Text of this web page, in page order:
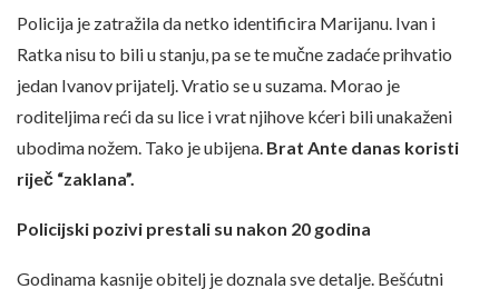
Policija je zatražila da netko identificira Marijanu. Ivan i
Ratka nisu to bili u stanju, pa se te mučne zadaće prihvatio
jedan Ivanov prijatelj. Vratio se u suzama. Morao je
roditeljima reći da su lice i vrat njihove kćeri bili unakaženi
ubodima nožem. Tako je ubijena. Brat Ante danas koristi
riječ “zaklana”.
Policijski pozivi prestali su nakon 20 godina
Godinama kasnije obitelj je doznala sve detalje. Bešćutni